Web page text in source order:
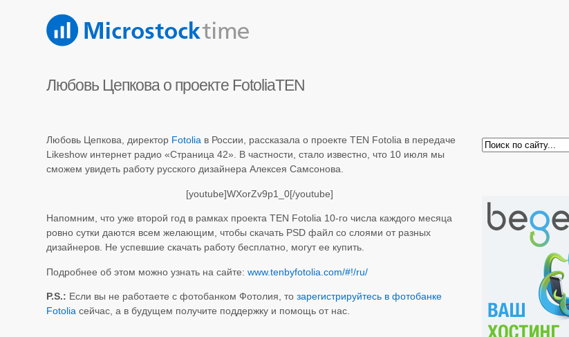
Любовь Цепкова о проекте FotoliaTEN
Любовь Цепкова, директор Fotolia в России, рассказала о проекте TEN Fotolia в передаче
Likeshow интернет радио «Страница 42». В частности, стало известно, что 10 июля мы
сможем увидеть работу русского дизайнера Алексея Самсонова.
[youtube]WXorZv9p1_0[/youtube]
Напомним, что уже второй год в рамках проекта TEN Fotolia 10-го числа каждого месяца
ровно сутки даются всем желающим, чтобы скачать PSD файл со слоями от разных
дизайнеров. Не успевшие скачать работу бесплатно, могут ее купить.
Подробнее об этом можно узнать на сайте:www.tenbyfotolia.com/#!/ru/
P.S.: Если вы не работаете с фотобанком Фотолия, тозарегистрируйтесь в фотобанке
Fotolia сейчас, а в будущем получите поддержку и помощь от нас.